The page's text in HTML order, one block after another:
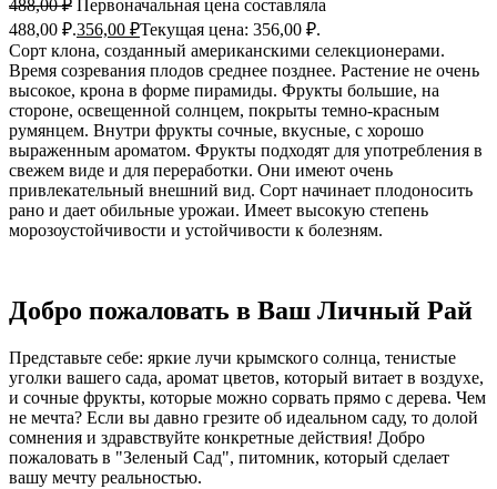
488,00₽ Первоначальная цена составляла
488,00 ₽.356,00 ₽Текущая цена: 356,00 ₽.
Сорт клона, созданный американскими селекционерами.
Время созревания плодов среднее позднее. Растение не очень
высокое, крона в форме пирамиды. Фрукты большие, на
стороне, освещенной солнцем, покрыты темно-красным
румянцем. Внутри фрукты сочные, вкусные, с хорошо
выраженным ароматом. Фрукты подходят для употребления в
свежем виде и для переработки. Они имеют очень
привлекательный внешний вид. Сорт начинает плодоносить
рано и дает обильные урожаи. Имеет высокую степень
морозоустойчивости и устойчивости к болезням.
Добро пожаловать в Ваш Личный Рай
Представьте себе: яркие лучи крымского солнца, тенистые
уголки вашего сада, аромат цветов, который витает в воздухе,
и сочные фрукты, которые можно сорвать прямо с дерева. Чем
не мечта? Если вы давно грезите об идеальном саду, то долой
сомнения и здравствуйте конкретные действия! Добро
пожаловать в "Зеленый Сад", питомник, который сделает
вашу мечту реальностью.